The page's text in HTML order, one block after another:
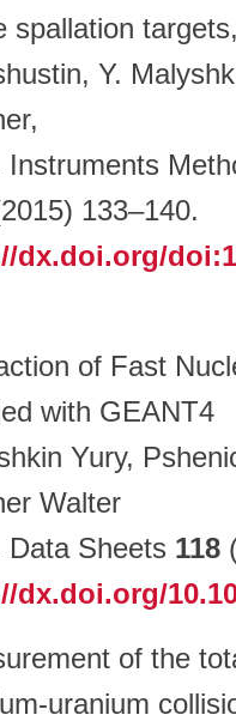
spallation
Y.
Instruments
133–140.
dx.doi.org/
of Fast
with GEANT4
Yury,
Walter
Data Sheets 118
dx.doi.org/
of the
uranium